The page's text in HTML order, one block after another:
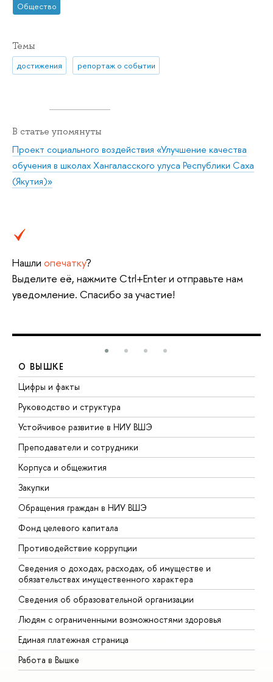
Общество
Темы
достижения репортаж о событии
В статье упомянуты
Проект социального воздействия «Улучшение качества
обучения в школах Хангаласского улуса Республики Саха
(Якутия)»
Нашли опечатку?
Выделите её, нажмите Ctrl+Enter и отправьте нам
уведомление. Спасибо за участие!
О ВЫШКЕ
Цифры и факты
Руководство и структура
Устойчивое развитие в НИУ ВШЭ
Преподаватели и сотрудники
Корпуса и общежития
Закупки
Обращения граждан в НИУ ВШЭ
Фонд целевого капитала
Противодействие коррупции
Сведения о доходах, расходах, об имуществе и
обязательствах имущественного характера
Сведения об образовательной организации
Людям с ограниченными возможностями здоровья
Единая платежная страница
Работа в Вышке